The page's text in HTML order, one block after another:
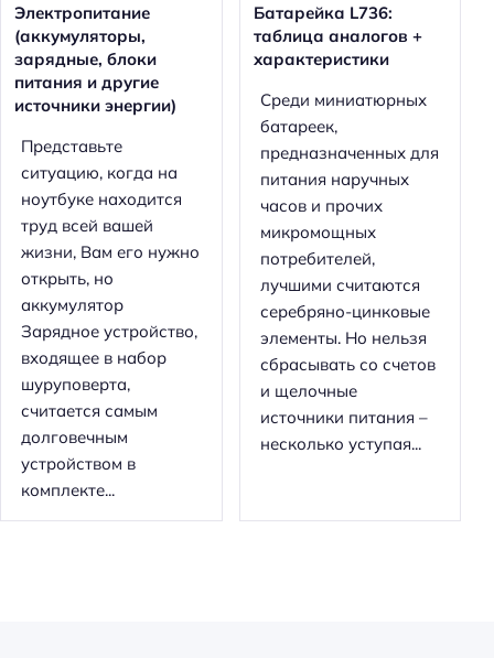
Электропитание
(аккумуляторы,
зарядные, блоки
питания и другие
источники энергии)
Представьте
ситуацию, когда на
ноутбуке находится
труд всей вашей
жизни, Вам его нужно
открыть, но
аккумулятор
Зарядное устройство,
входящее в набор
шуруповерта,
считается самым
долговечным
устройством в
комплекте...
Батарейка L736:
таблица аналогов +
характеристики
Среди миниатюрных
батареек,
предназначенных для
питания наручных
часов и прочих
микромощных
потребителей,
лучшими считаются
серебряно-цинковые
элементы. Но нельзя
сбрасывать со счетов
и щелочные
источники питания –
несколько уступая...